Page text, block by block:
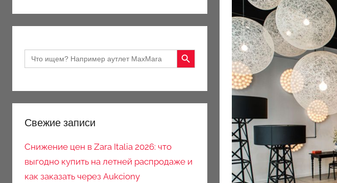
Search
for:
Search Button
Свежие записи
Снижение цен в Zara Italia 2026: что
выгодно купить на летней распродаже и
как заказать через Aukciony